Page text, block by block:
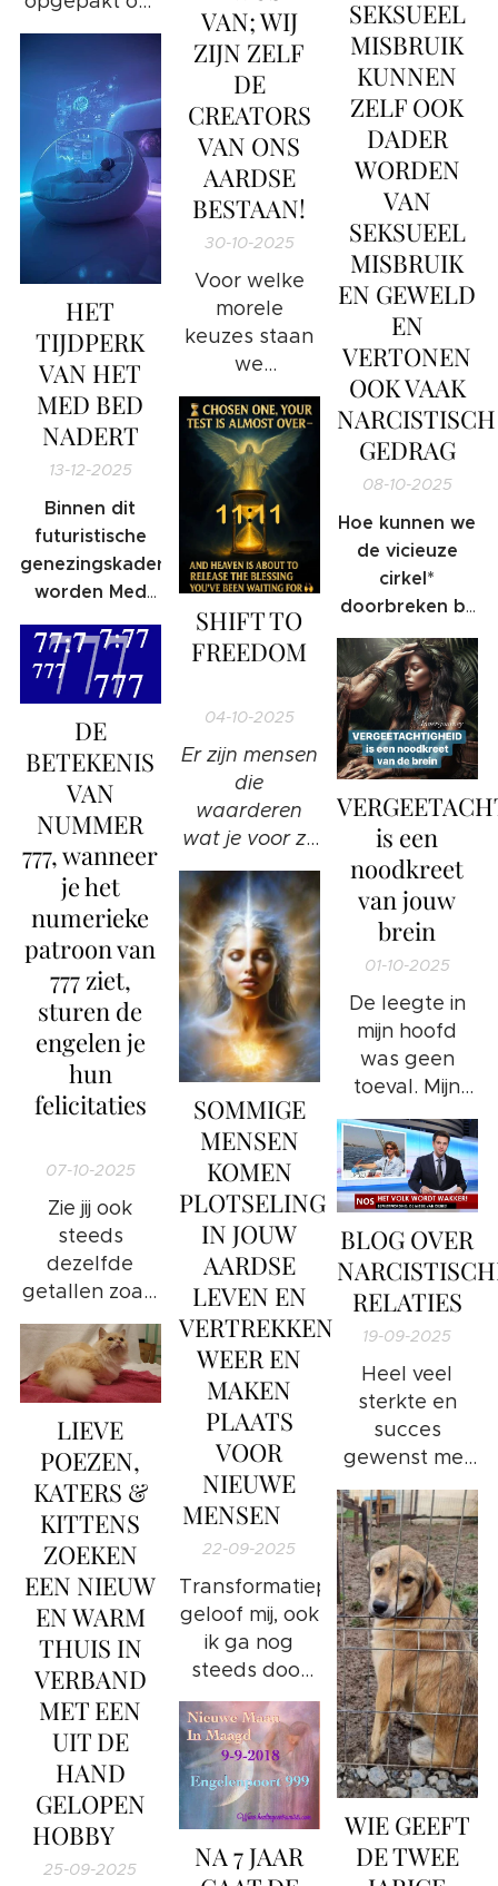
onderzoek te
doen in deze
kwestie.
hiervan van het
Universum?
HET
TIJDPERK
VAN HET
MED BED
NADERT
13-12-2025
Binnen dit
futuristische
genezingskader
worden Med
Beds
beschreven als
kwantumregeneratieve
kamers die het
lichaam kunnen
herstellen op
niveaus die de
moderne
geneeskunde
niet kan
bereiken.
VAN; WIJ
ZIJN ZELF
DE
CREATORS
VAN ONS
AARDSE
BESTAAN!
30-10-2025
Voor welke
morele
keuzes staan
we
momenteel en
hoe gaan wij
hiermee om
als mensheid
of als
individu?
SEKSUEEL
MISBRUIK
KUNNEN
ZELF OOK
DADER
WORDEN
VAN
SEKSUEEL
MISBRUIK
EN GEWELD
EN
VERTONEN
OOK VAAK
NARCISTISCH
GEDRAG
08-10-2025
Hoe kunnen we
de vicieuze
cirkel*
doorbreken bij
slachtoffers
die later
mogelijk zelf
dader kunnen
worden?
DE
BETEKENIS
VAN
NUMMER
777, wanneer
je het
numerieke
patroon van
777 ziet,
sturen de
engelen je
hun
felicitaties
07-10-2025
Zie jij ook
steeds
dezelfde
getallen zoals
7:77 - 77:7 -
777
SHIFT TO
FREEDOM
04-10-2025
Er zijn mensen
die
waarderen
wat je voor ze
doet.
Anderen...
vinden het
allemaal heel
gewoon.
is een
noodkreet
van jouw
brein
01-10-2025
De leegte in
mijn hoofd
was geen
toeval. Mijn
brein had het
opgegeven.
LIEVE
POEZEN,
KATERS &
KITTENS
ZOEKEN
EEN NIEUW
EN WARM
THUIS IN
VERBAND
MET EEN
UIT DE
HAND
GELOPEN
HOBBY ❤️
25-09-2025
SOMMIGE
MENSEN
KOMEN
PLOTSELING
IN JOUW
AARDSE
LEVEN EN
VERTREKKEN
WEER EN
MAKEN
PLAATS
VOOR
NIEUWE
MENSEN ❤️
22-09-2025
Transformatieproces;
geloof mij, ook
ik ga nog
steeds door
allerlei
processen
heen hoor 😇
BLOG OVER
RELATIES
19-09-2025
Heel veel
sterkte en
succes
gewenst met
jouw eigen
en jouw eigen
huidige
NA 7 JAAR
WIE GEEFT
DE TWEE